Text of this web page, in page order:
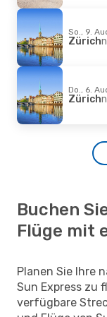
So., 9.
Zürich
Do., 6.
Zürich
Buchen
Flüge mit
Planen Sie Ihre
Sun Express zu
verfügbare